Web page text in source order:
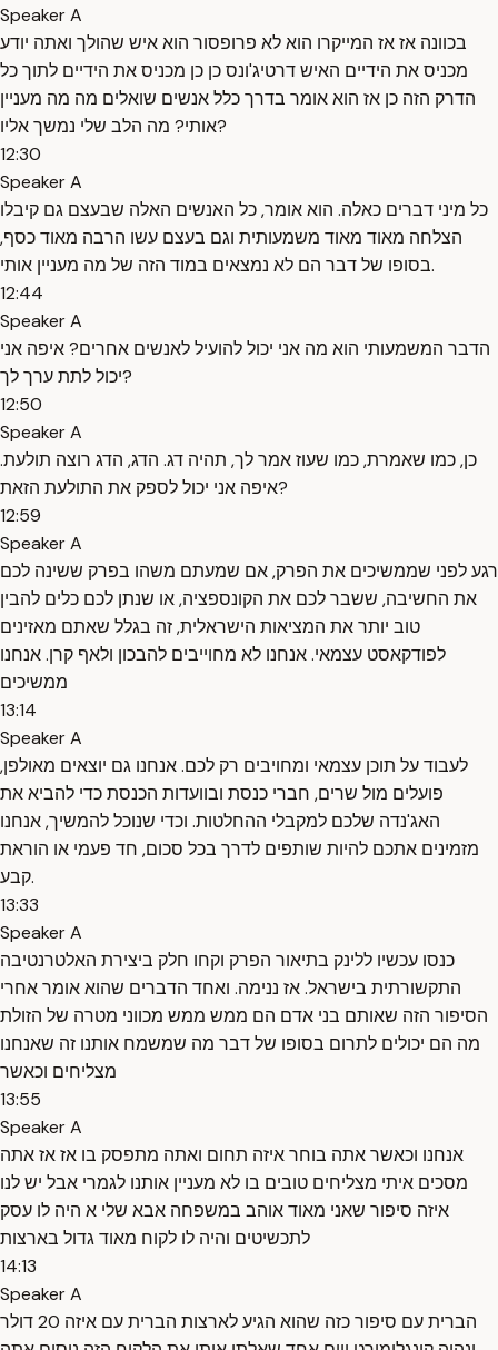
Speaker A
בכוונה אז אז המייקרו הוא לא פרופסור הוא איש שהולך ואתה יודע
מכניס את הידיים האיש דרטיג'ונס כן כן מכניס את הידיים לתוך כל
הדרק הזה כן אז הוא אומר בדרך כלל אנשים שואלים מה מה מעניין
אותי? מה הלב שלי נמשך אליו?
12:30
Speaker A
כל מיני דברים כאלה. הוא אומר, כל האנשים האלה שבעצם גם קיבלו
הצלחה מאוד מאוד משמעותית וגם בעצם עשו הרבה מאוד כסף,
בסופו של דבר הם לא נמצאים במוד הזה של מה מעניין אותי.
12:44
Speaker A
הדבר המשמעותי הוא מה אני יכול להועיל לאנשים אחרים? איפה אני
יכול לתת ערך לך?
12:50
Speaker A
כן, כמו שאמרת, כמו שעוז אמר לך, תהיה דג. הדג, הדג רוצה תולעת.
איפה אני יכול לספק את התולעת הזאת?
12:59
Speaker A
רגע לפני שממשיכים את הפרק, אם שמעתם משהו בפרק ששינה לכם
את החשיבה, ששבר לכם את הקונספציה, או שנתן לכם כלים להבין
טוב יותר את המציאות הישראלית, זה בגלל שאתם מאזינים
לפודקאסט עצמאי. אנחנו לא מחוייבים להבכון ולאף קרן. אנחנו
ממשיכים
13:14
Speaker A
לעבוד על תוכן עצמאי ומחויבים רק לכם. אנחנו גם יוצאים מאולפן,
פועלים מול שרים, חברי כנסת ובוועדות הכנסת כדי להביא את
האג'נדה שלכם למקבלי ההחלטות. וכדי שנוכל להמשיך, אנחנו
מזמינים אתכם להיות שותפים לדרך בכל סכום, חד פעמי או הוראת
קבע.
13:33
Speaker A
כנסו עכשיו ללינק בתיאור הפרק וקחו חלק ביצירת האלטרנטיבה
התקשורתית בישראל. אז ננימה. ואחד הדברים שהוא אומר אחרי
הסיפור הזה שאותם בני אדם הם ממש ממש מכווני מטרה של הזולת
מה הם יכולים לתרום בסופו של דבר מה שמשמח אותנו זה שאנחנו
מצליחים וכאשר
13:55
Speaker A
אנחנו וכאשר אתה בוחר איזה תחום ואתה מתפסק בו אז אז אתה
מסכים איתי מצליחים טובים בו לא מעניין אותנו לגמרי אבל יש לנו
איזה סיפור שאני מאוד אוהב במשפחה אבא שלי א היה לו עסק
לתכשיטים והיה לו לקוח מאוד גדול בארצות
14:13
Speaker A
הברית עם סיפור כזה שהוא הגיע לארצות הברית עם איזה 20 דולר